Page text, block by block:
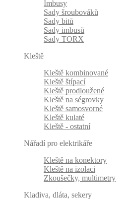
Imbusy
Sady šroubováků
Sady bitů
Sady imbusů
Sady TORX
Kleště
Kleště kombinované
Kleště štípací
Kleště prodloužené
Kleště na ségrovky
Kleště samosvorné
Kleště kulaté
Kleště - ostatní
Nářadí pro elektrikáře
Kleště na konektory
Kleště na izolaci
Zkoušečky, multimetry
Kladiva, dláta, sekery